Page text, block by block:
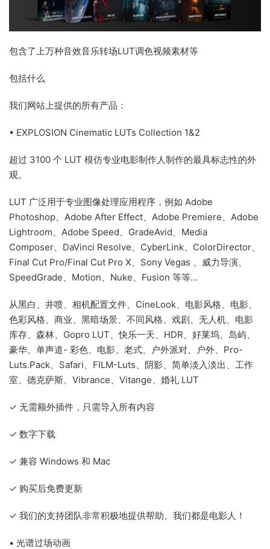
包含了上万种音效音乐转场LUT调色视频素材等
包括什么
我们网站上提供的所有产品：
• EXPLOSION Cinematic LUTs Collection 1&2
超过 3100 个 LUT 模仿专业电影制作人制作的最具标志性的外
观。
LUT 广泛用于专业图像处理应用程序，例如 Adob​​e
Photoshop、Adobe After Effect、Adobe Premiere、Adobe
Lightroom、Adobe Speed、GradeAvid、Media
Composer、DaVinci Resolve、Cyber​​Link、ColorDirector、
Final Cut Pro/Final Cut Pro X、Sony Vegas 、威力导演、
SpeedGrade、Motion、Nuke、Fusion 等等…
从黑白、井喷、相机配置文件、CineLook、电影风格、电影、
色彩风格、商业、黑暗场景、不同风格、戏剧、无人机、电影
库存、森林、Gopro LUT、快乐一天、HDR、好莱坞、岛屿、
豪华、单声道- 彩色、电影、老式、户外派对、户外、Pro-
Luts.Pack、Safari、FILM-Luts、阴影、简单淡入淡出、工作
室、德克萨斯、Vibrance、Vitange、婚礼 LUT
✓ 无需额外插件，只需导入所有内容
✓ 数字下载
✓ 兼容 Windows 和 Mac
✓ 购买后免费更新
✓ 我们的支持团队非常积极地提供帮助。我们都是电影人！
• 光谱过场动画